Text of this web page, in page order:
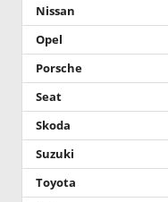
Nissan
Opel
Porsche
Seat
Skoda
Suzuki
Toyota